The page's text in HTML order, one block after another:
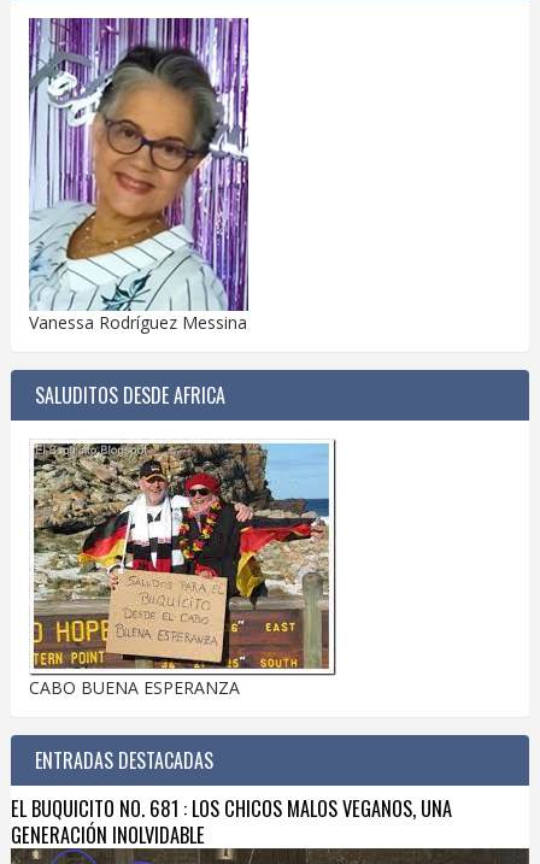
Vanessa Rodríguez Messina
SALUDITOS DESDE AFRICA
CABO BUENA ESPERANZA
ENTRADAS DESTACADAS
EL BUQUICITO NO. 681 : LOS CHICOS MALOS VEGANOS, UNA
GENERACIÓN INOLVIDABLE